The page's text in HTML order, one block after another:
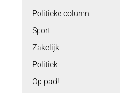
Politieke column
Sport
Zakelijk
Politiek
Op pad!